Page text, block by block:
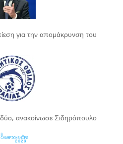
για την απομάκρυνση του
ανακοίνωσε Σιδηρόπουλο